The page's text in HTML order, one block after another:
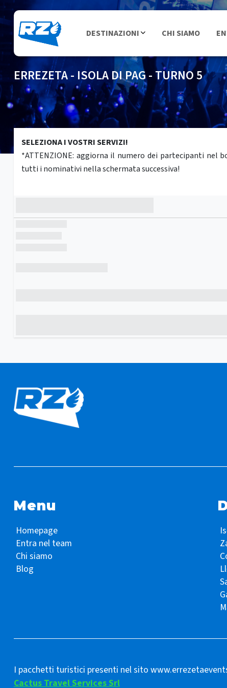
DESTINAZIONI CHI SIAMO
ERREZETA - ISOLA DI PAG - TURNO 5
SELEZIONA I VOSTRI SERVIZI!
*ATTENZIONE: aggiorna il numero dei partecipanti
tutti i nominativi nella schermata successiva!
Menu
Homepage
Entra nel team
Chi siamo
Blog
I pacchetti turistici presenti nel sito
Cactus Travel Services Srl